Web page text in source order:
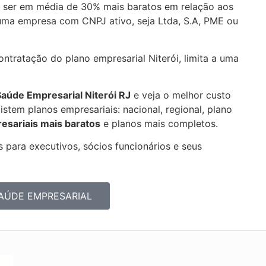
em média de 30% mais baratos em relação aos
empresa com CNPJ ativo, seja Ltda, S.A, PME ou
do plano empresarial Niterói, limita a uma
Empresarial Niterói RJ e veja o melhor custo
planos empresariais: nacional, regional, plano
mais baratos e planos mais completos.
para executivos, sócios funcionários e seus
EMPRESARIAL